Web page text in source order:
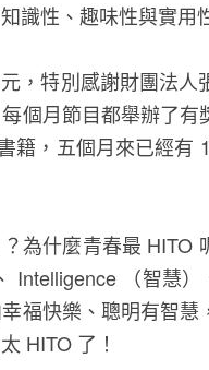
識性、趣味性與實用
，特別感謝財團法
個月節目都舉辦了
籍，五個月來已經
為什麼青春最
Intelligence （智慧
福快樂、聰明有智
HITO 了！